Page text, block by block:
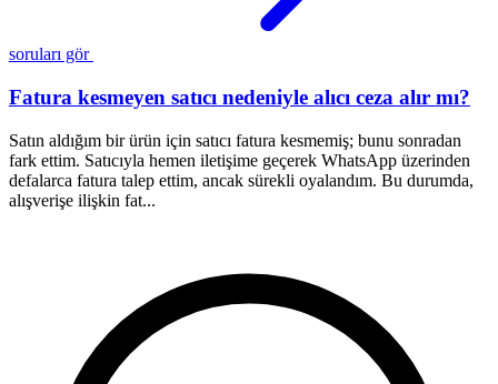
soruları gör
Fatura kesmeyen satıcı nedeniyle alıcı ceza alır mı?
Satın aldığım bir ürün için satıcı fatura kesmemiş; bunu sonradan
fark ettim. Satıcıyla hemen iletişime geçerek WhatsApp üzerinden
defalarca fatura talep ettim, ancak sürekli oyalandım. Bu durumda,
alışverişe ilişkin fat...